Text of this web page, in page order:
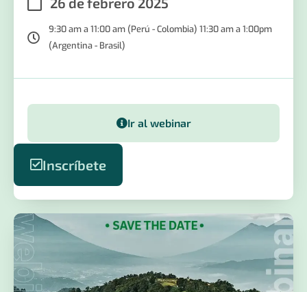
9:30 am a 11:00 am (Perú - Colombia) 11:30 am a 1:00pm
(Argentina - Brasil)
Ir al webinar
Inscríbete